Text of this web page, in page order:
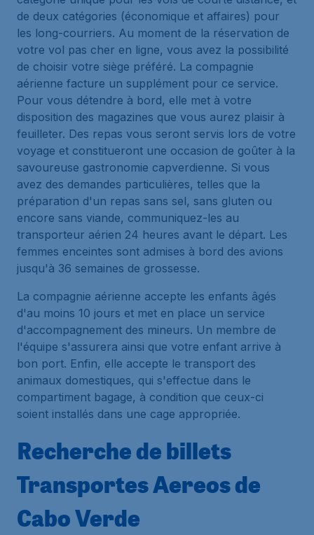
de deux catégories (économique et affaires) pour
les long-courriers. Au moment de la réservation de
votre vol pas cher en ligne, vous avez la possibilité
de choisir votre siège préféré. La compagnie
aérienne facture un supplément pour ce service.
Pour vous détendre à bord, elle met à votre
disposition des magazines que vous aurez plaisir à
feuilleter. Des repas vous seront servis lors de votre
voyage et constitueront une occasion de goûter à la
savoureuse gastronomie capverdienne. Si vous
avez des demandes particulières, telles que la
préparation d'un repas sans sel, sans gluten ou
encore sans viande, communiquez-les au
transporteur aérien 24 heures avant le départ. Les
femmes enceintes sont admises à bord des avions
jusqu'à 36 semaines de grossesse.
La compagnie aérienne accepte les enfants âgés
d'au moins 10 jours et met en place un service
d'accompagnement des mineurs. Un membre de
l'équipe s'assurera ainsi que votre enfant arrive à
bon port. Enfin, elle accepte le transport des
animaux domestiques, qui s'effectue dans le
compartiment bagage, à condition que ceux-ci
soient installés dans une cage appropriée.
Recherche de billets
Transportes Aereos de
Cabo Verde